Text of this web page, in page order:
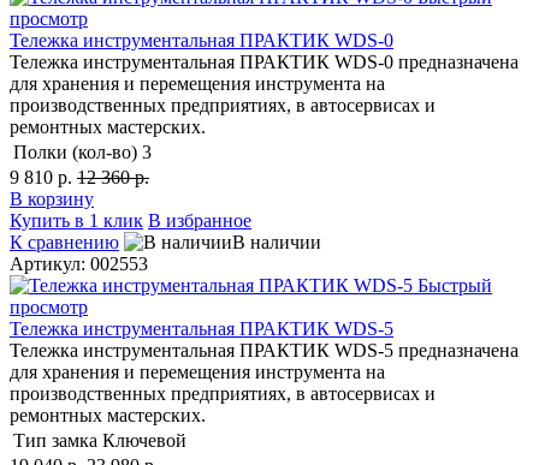
просмотр
Тележка инструментальная ПРАКТИК WDS-0
Тележка инструментальная ПРАКТИК WDS-0 предназначена
для хранения и перемещения инструмента на
производственных предприятиях, в автосервисах и
ремонтных мастерских.
Полки (кол-во) 3
9 810 р. 12 360 р.
В корзину
Купить в 1 клик В избранное
К сравнению
В наличии
Артикул: 002553
Быстрый
просмотр
Тележка инструментальная ПРАКТИК WDS-5
Тележка инструментальная ПРАКТИК WDS-5 предназначена
для хранения и перемещения инструмента на
производственных предприятиях, в автосервисах и
ремонтных мастерских.
Тип замка Ключевой